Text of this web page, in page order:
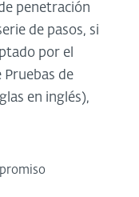
penetración
de pasos, si
por el
Pruebas de
en inglés),